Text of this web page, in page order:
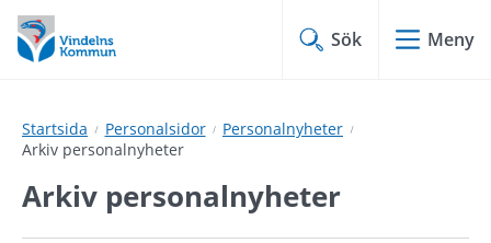
Hoppa
till
innehåll
Hoppa
till
undermeny
Sök Meny
Startsida Personalsidor
Personalnyheter
Arkiv personalnyheter
Arkiv personalnyheter